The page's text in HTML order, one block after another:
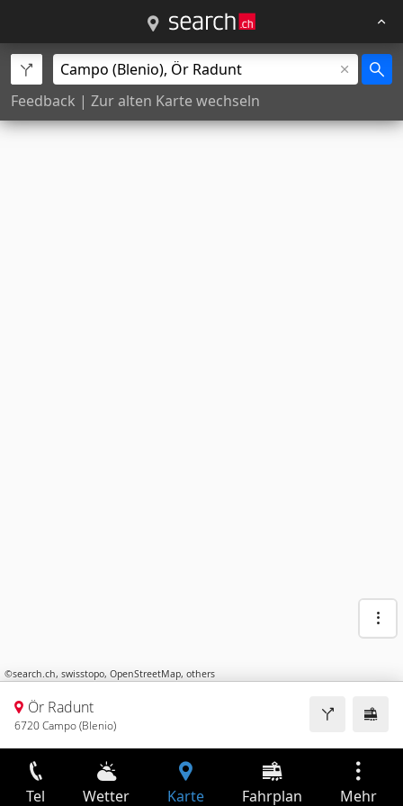
Feedback | Zur alten Karte wechseln
©search.ch, swisstopo, OpenStreetMap, others
Ör Radunt
6720 Campo (Blenio)
Tel Wetter Karte Fahrplan Mehr